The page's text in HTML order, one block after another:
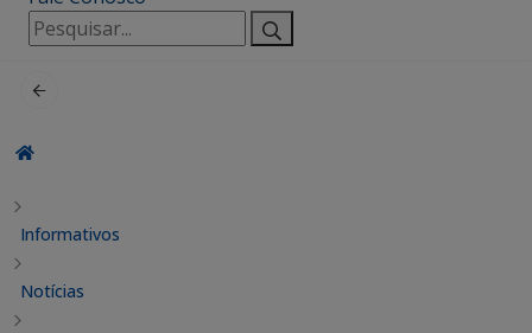
Pesquisar
por:
Informativos
Notícias